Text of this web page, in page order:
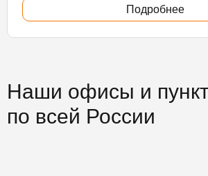
Подробнее
Наши офисы и
по всей России